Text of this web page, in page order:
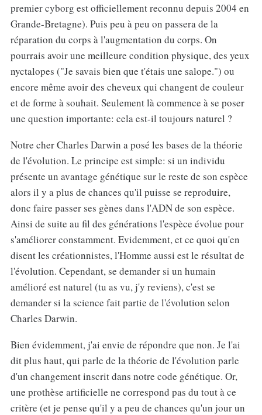
premier cyborg est officiellement reconnu depuis 2004 en
Grande-Bretagne). Puis peu à peu on passera de la
réparation du corps à l'augmentation du corps. On
pourrais avoir une meilleure condition physique, des yeux
nyctalopes ("Je savais bien que t'étais une salope.") ou
encore même avoir des cheveux qui changent de couleur
et de forme à souhait. Seulement là commence à se poser
une question importante: cela est-il toujours naturel ?
Notre cher Charles Darwin a posé les bases de la théorie
de l'évolution. Le principe est simple: si un individu
présente un avantage génétique sur le reste de son espèce
alors il y a plus de chances qu'il puisse se reproduire,
donc faire passer ses gènes dans l'ADN de son espèce.
Ainsi de suite au fil des générations l'espèce évolue pour
s'améliorer constamment. Evidemment, et ce quoi qu'en
disent les créationnistes, l'Homme aussi est le résultat de
l'évolution. Cependant, se demander si un humain
amélioré est naturel (tu as vu, j'y reviens), c'est se
demander si la science fait partie de l'évolution selon
Charles Darwin.
Bien évidemment, j'ai envie de répondre que non. Je l'ai
dit plus haut, qui parle de la théorie de l'évolution parle
d'un changement inscrit dans notre code génétique. Or,
une prothèse artificielle ne correspond pas du tout à ce
critère (et je pense qu'il y a peu de chances qu'un jour un